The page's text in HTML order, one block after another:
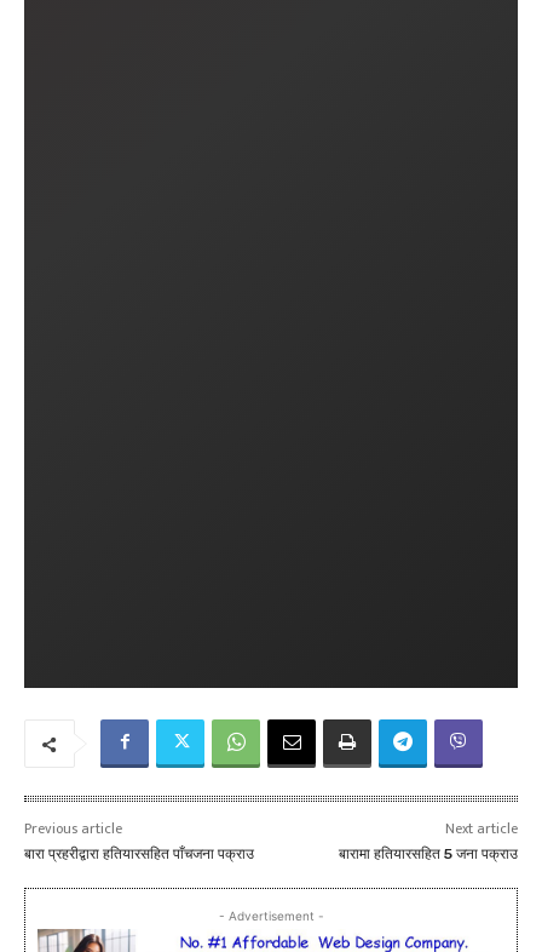
Previous article
बारा प्रहरीद्वारा हतियारसहित पाँचजना पक्राउ
Next article
बारामा हतियारसहित 5 जना पक्राउ
- Advertisement -